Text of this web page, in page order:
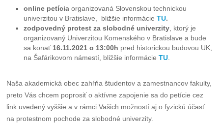
online petícia organizovaná Slovenskou technickou
univerzitou v Bratislave, bližšie informácieTU.
zodpovedný protest za slobodné univerzity , ktorý je
organizovaný Univerzitou Komenského v Bratislave a bude
sa konať 16.11.2021 o 13:00h pred historickou budovou UK,
na Šafárikovom námestí, bližšie informácieTU
Naša akademická obec zahŕňa študentov a zamestnancov fakulty,
preto Vás chcem poprosiť o aktívne zapojenie sa do petície cez
link uvedený vyššie a v rámci Vašich možností aj o fyzickú účasť
na protestnom pochode za slobodné univerzity.